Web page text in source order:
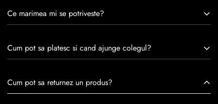
experiență de peste 30 de ani în industria modei, Caspian se
satisfacția clienților.Fiecare pereche de încălțăminte Caspian
este creată cu mândrie de meșteri pricepuți, care aduc la
trecerea timpului.
Ce marimea mi se potriveste?
Cum pot sa platesc si cand ajunge colegul?
medie livrarea dureaza 1-2 zilelucratoare prin
Cum pot sa returnez un produs?